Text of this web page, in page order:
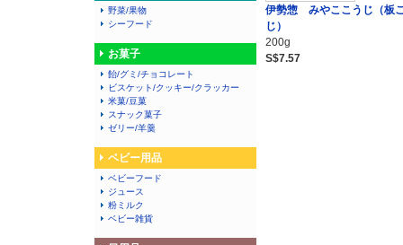
野菜/果物
シーフード
お菓子
飴/グミ/チョコレート
ビスケット/クッキー/クラッカー
米菓/豆菓
スナック菓子
ゼリー/羊羹
ベビー用品
ベビーフード
ジュース
粉ミルク
ベビー雑貨
伊勢惣 みやここうじ（板
じ）
200g
S$7.57